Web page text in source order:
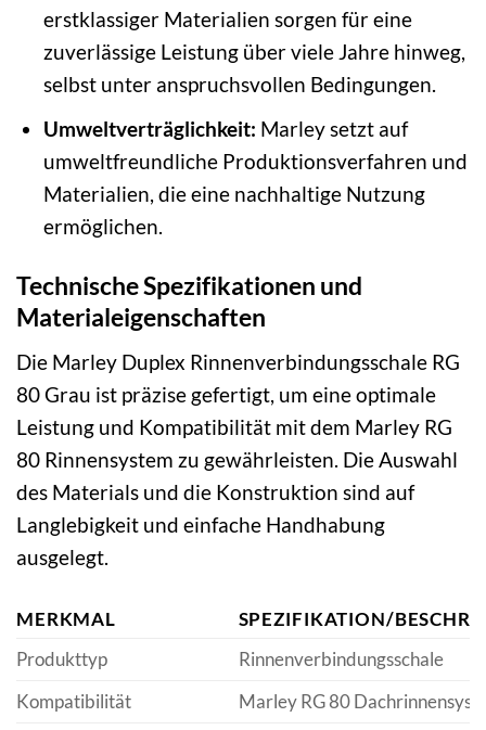
erstklassiger Materialien sorgen für eine
zuverlässige Leistung über viele Jahre hinweg,
selbst unter anspruchsvollen Bedingungen.
Umweltverträglichkeit: Marley setzt auf
umweltfreundliche Produktionsverfahren und
Materialien, die eine nachhaltige Nutzung
ermöglichen.
Technische Spezifikationen und
Materialeigenschaften
Die Marley Duplex Rinnenverbindungsschale RG
80 Grau ist präzise gefertigt, um eine optimale
Leistung und Kompatibilität mit dem Marley RG
80 Rinnensystem zu gewährleisten. Die Auswahl
des Materials und die Konstruktion sind auf
Langlebigkeit und einfache Handhabung
ausgelegt.
MERKMAL
SPEZIFIKATION/
Produkttyp
Rinnenverbindungsschale
Kompatibilität
Marley RG 80